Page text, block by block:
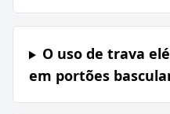
O uso de trava
em portões